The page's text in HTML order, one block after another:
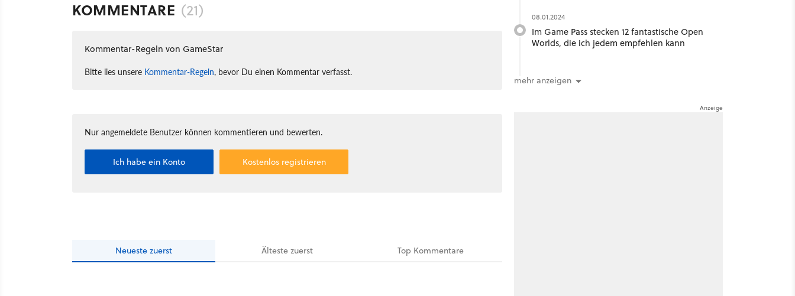
KOMMENTARE (21)
Kommentar-Regeln von GameStar
Bitte lies unsere Kommentar-Regeln, bevor Du einen Kommentar verfasst.
Nur angemeldete Benutzer können kommentieren und bewerten.
Ich habe ein Konto Kostenlos registrieren
Neueste zuerst Ältestezuerst Top Kommentare
08.01.2024
Im Game Pass stecken 12 fantastische Open
Worlds, die ich jedem empfehlen kann
mehr anzeigen